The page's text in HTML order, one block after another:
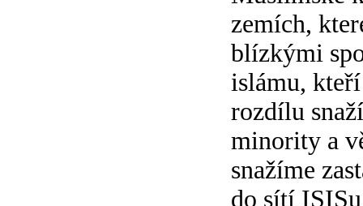
zemích,
blízkými
islámu,
rozdílu
minority a
snažíme
do sítí